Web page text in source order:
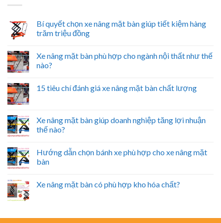
Bí quyết chọn xe nâng mặt bàn giúp tiết kiệm hàng
trăm triệu đồng
Xe nâng mặt bàn phù hợp cho ngành nội thất như thế
nào?
15 tiêu chí đánh giá xe nâng mặt bàn chất lượng
Xe nâng mặt bàn giúp doanh nghiệp tăng lợi nhuận
thế nào?
Hướng dẫn chọn bánh xe phù hợp cho xe nâng mặt
bàn
Xe nâng mặt bàn có phù hợp kho hóa chất?